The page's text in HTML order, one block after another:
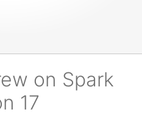
on Spark
17